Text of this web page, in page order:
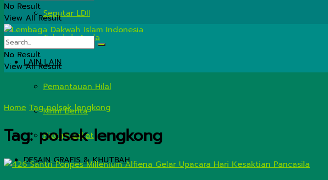
Seputar LDII
Tahukah Anda
LAIN LAIN
Pemantauan Hilal
Kirim Berita
Hitung Zakat
DESAIN GRAFIS & KHUTBAH
No Result
View All Result
No Result
View All Result
Home Tag polsek lengkong
Tag:polsek lengkong